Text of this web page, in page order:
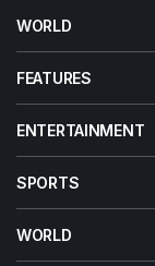
WORLD
FEATURES
ENTERTAINMENT
SPORTS
WORLD